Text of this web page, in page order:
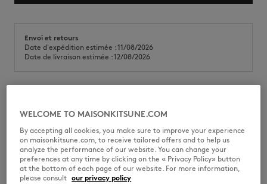
Envoi et retours
Date d'expédition estimée : 11/08/2026
Date de livraison estimée : 12/08/2026
Porté main, épaule ou croisé
Deux petites anses
Bandoulière
Imprimé Café Kitsuné Handwriting sur le devant
Compartiment principal fermé par un bouton-pression
Dimensions : 27 x 20,5 cm
WELCOME TO MAISONKITSUNE.COM
By accepting all cookies, you make sure to improve your experience
on maisonkitsune.com, to receive tailored offers and to help us
analyze the performance of our website. You can change your
preferences at any time by clicking on the « Privacy Policy» button
at the bottom of each page of our website. For more information,
please consult our privacy policy